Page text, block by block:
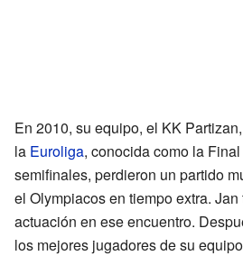
En 2010, su equipo, el KK
la Euroliga, conocida como la
semifinales, perdieron un partido
el Olympiacos en tiempo extra.
actuación en ese encuentro.
los mejores jugadores de su